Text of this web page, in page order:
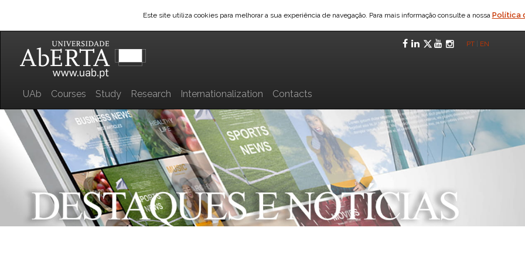
Este site utiliza cookies para melhorar a sua experiência de navegação. Para mais informação consulte a nossa Política
Facebook
LinkedIn
Twitter
YouTube
PT EN
UAb Courses Study Research Internationalization Contacts